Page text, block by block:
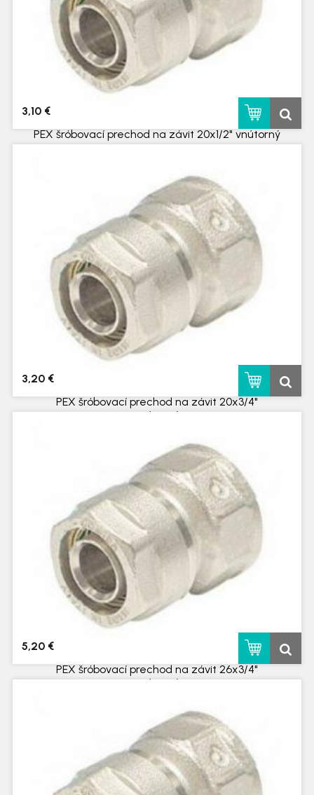
PEX šróbovací prechod na závit 20x1/2" vnútorný
skladom
3,10 €
PEX šróbovací prechod na závit 20x3/4"
vnútorný
skladom
3,20 €
PEX šróbovací prechod na závit 26x3/4"
vnútorný
skladom
5,20 €